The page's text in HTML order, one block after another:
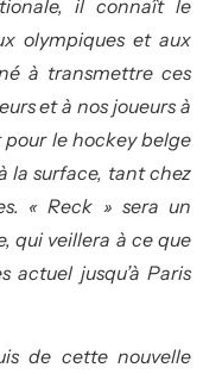
il connaît le
olympiques et aux
à transmettre ces
et à nos joueurs à
le hockey belge
la surface, tant chez
« Reck » sera un
qui veillera à ce que
actuel jusqu’à Paris
de cette nouvelle